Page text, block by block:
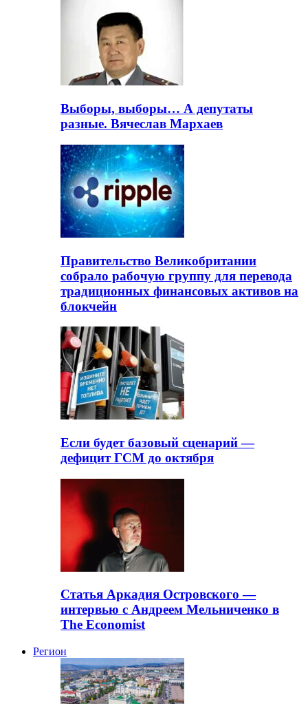
Выборы, выборы… А депутаты
разные. Вячеслав Мархаев
Правительство Великобритании
собрало рабочую группу для перевода
традиционных финансовых активов на
блокчейн
Если будет базовый сценарий —
дефицит ГСМ до октября
Статья Аркадия Островского —
интервью с Андреем Мельниченко в
The Economist
Регион